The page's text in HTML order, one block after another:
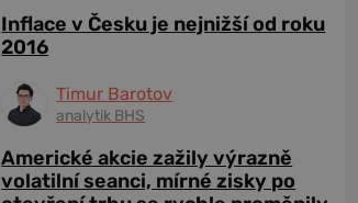
Inflace v Česku je nejnižší od roku
2016
Timur Barotov
analytik BHS
Americké akcie zažily výrazně
volatilní seanci, mírné zisky po